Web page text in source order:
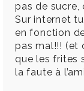
pas de sucre,
Sur internet
en fonction
pas mal!!! (et
que les frites
la faute à